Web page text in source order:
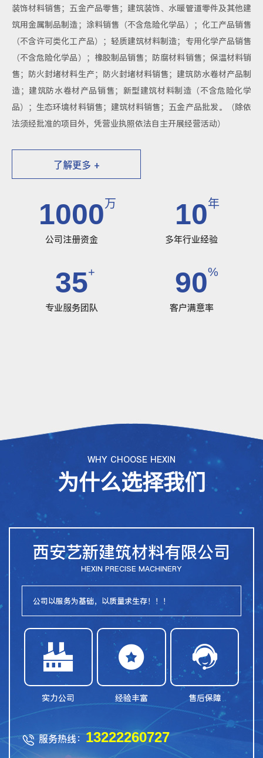
装饰材料销售；五金产品零售；建筑装饰、水暖管道零件及其他建
筑用金属制品制造；涂料销售（不含危险化学品）；化工产品销售
（不含许可类化工产品）；轻质建筑材料制造；专用化学产品销售
（不含危险化学品）；橡胶制品销售；防腐材料销售；保温材料销
售；防火封堵材料生产；防火封堵材料销售；建筑防水卷材产品制
造；建筑防水卷材产品销售；新型建筑材料制造（不含危险化学
品）；生态环境材料销售；建筑材料销售；五金产品批发。（除依
法须经批准的项目外，凭营业执照依法自主开展经营活动）
了解更多 +
1000万
公司注册资金
10年
多年行业经验
35+
专业服务团队
90%
客户满意率
WHY CHOOSE HEXIN
为什么选择我们
西安艺新建筑材料有限公司
HEXIN PRECISE MACHINERY
公司以服务为基础，以质量求生存！！！

实力公司

经验丰富

售后保障
 服务热线： 13222260727